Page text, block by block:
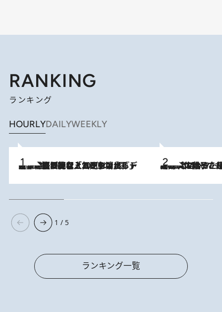
RANKING
ランキング
HOURLYDAILYWEEKLY
2026.8.5
【なぜ吉沢亮は「気配を消せる」のか？】興行収入208億の『国宝』を経て挑むミュージカル『ディア・エヴァン・ハンセン』。トップ俳優が舞台上でさらけ出した“孤独”とは 2026.8.5
【阿川佐和子さんの年とる力】なぜ70代で始めた趣味は“こんなに楽しい”のか？ ピアノ、俳句…スランプに陥っても続けられる“ある秘訣”とは
1 / 5
ランキング一覧